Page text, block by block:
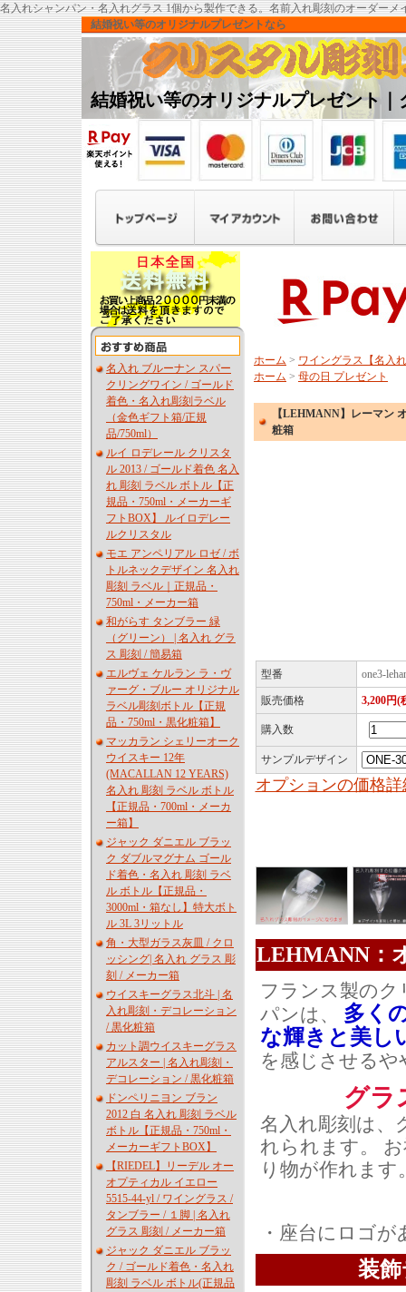
名入れシャンパン・名入れグラス 1個から製作できる。名前入れ彫刻のオーダーメ
結婚祝い等のオリジナルプレゼントなら
結婚祝い等のオリジナルプレゼント｜
名入れ ブルーナン スパー
クリングワイン / ゴールド
着色・名入れ彫刻ラベル
（金色ギフト箱/正規
品/750ml）
ルイ ロデレール クリスタ
ル 2013 / ゴールド着色 名入
れ 彫刻 ラベル ボトル【正
規品・750ml・メーカーギ
フトBOX】 ルイロデレー
ルクリスタル
モエ アンペリアル ロゼ / ボ
トルネックデザイン 名入れ
彫刻 ラベル｜正規品・
750ml・メーカー箱
和がらす タンブラー 緑
（グリーン） | 名入れ グラ
ス 彫刻 / 簡易箱
エルヴェ ケルラン ラ・ヴ
ァーグ・ブルー オリジナル
ラベル彫刻ボトル【正規
品・750ml・黒化粧箱】
マッカラン シェリーオーク
ウイスキー 12年
(MACALLAN 12 YEARS)
名入れ 彫刻 ラベル ボトル
【正規品・700ml・メーカ
ー箱】
ジャック ダニエル ブラッ
ク ダブルマグナム ゴール
ド着色・名入れ 彫刻 ラベ
ル ボトル【正規品・
3000ml・箱なし】特大ボト
ル 3L 3リットル
角・大型ガラス灰皿 / クロ
ッシング| 名入れ グラス 彫
刻 / メーカー箱
ウイスキーグラス北斗 | 名
入れ彫刻・デコレーション
/ 黒化粧箱
カット調ウイスキーグラス
アルスター | 名入れ彫刻・
デコレーション / 黒化粧箱
ドンペリニヨン ブラン
2012 白 名入れ 彫刻 ラベル
ボトル【正規品・750ml・
メーカーギフトBOX】
【RIEDEL】リーデル オー
オプティカル イエロー
5515-44-yl / ワイングラス /
タンブラー / １脚 | 名入れ
グラス 彫刻 / メーカー箱
ジャック ダニエル ブラッ
ク / ゴールド着色・名入れ
彫刻 ラベル ボトル(正規品
ホーム > ワイングラス【名入
ホーム > 母の日 プレゼント
【LEHMANN】レーマン
粧箱
型番 one3-
販売価格 3,200円(
購入数
サンプルデザイン
オプションの価格
LEHMANN：
フランス製の
パンは、 多く
な輝きと美し
を感じさせる
グラ
名入れ彫刻 は、
れられます。
り物が作れます
・座台にロゴ
装